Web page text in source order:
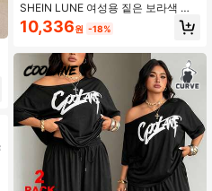
SHEIN LUNE 여성용 짙은 보라색 플
로럴 보헤미안 2피스 세트, 여름 반팔
리본 블라우스 & 스트레이트 레그 팬
10,336원 -18%